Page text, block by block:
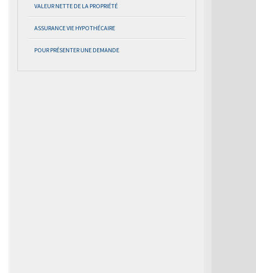
VALEUR NETTE DE LA PROPRIÉTÉ
ASSURANCE VIE HYPOTHÉCAIRE
POUR PRÉSENTER UNE DEMANDE